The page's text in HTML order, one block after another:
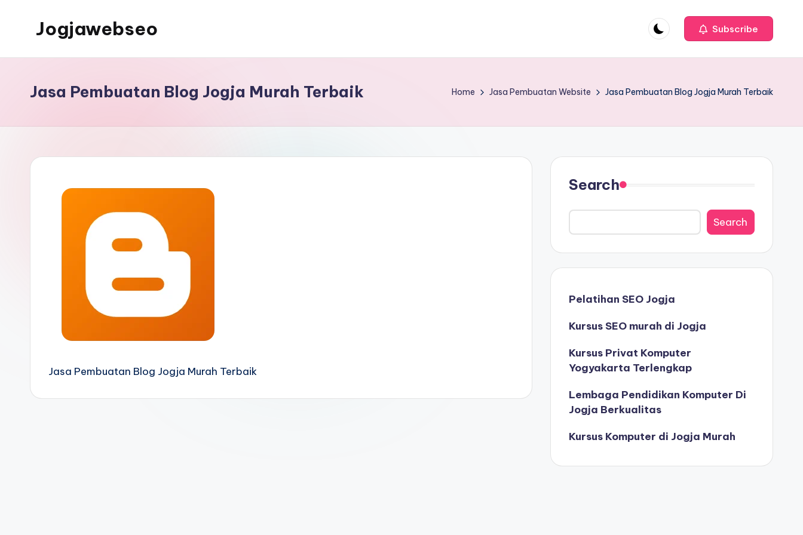
Jogjawebseo Subscribe
Jasa Pembuatan Blog Jogja Murah Terbaik Home Jasa Pembuatan Website Jasa Pembuatan Blog Jogja Murah Terbaik
Jasa Pembuatan Blog Jogja Murah Terbaik
Search
Search
Pelatihan SEO Jogja
Kursus SEO murah di Jogja
Kursus Privat Komputer
Yogyakarta Terlengkap
Lembaga Pendidikan Komputer Di
Jogja Berkualitas
Kursus Komputer di Jogja Murah